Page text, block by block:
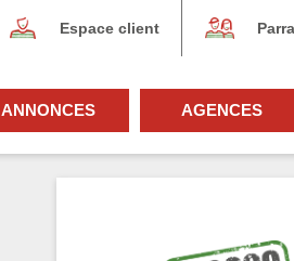
Espace client
ANNONCES AGENCES